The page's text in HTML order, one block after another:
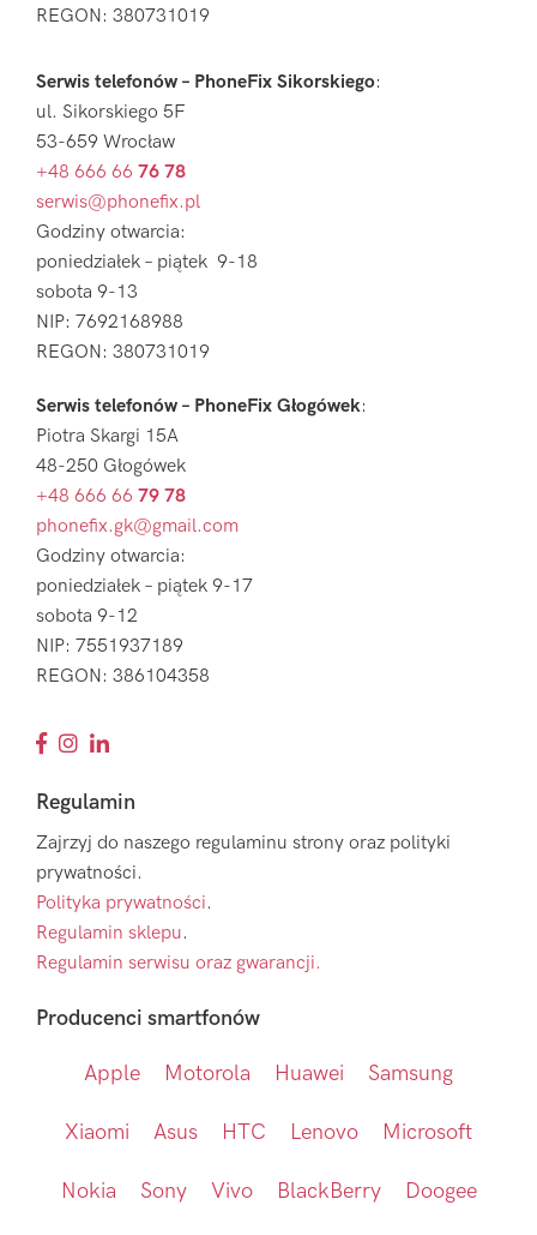
REGON: 380731019
Serwis telefonów – PhoneFix Sikorskiego:
ul. Sikorskiego 5F
53-659 Wrocław
+48 666 66 76 78
serwis@phonefix.pl
Godziny otwarcia:
poniedziałek – piątek 9-18
sobota 9-13
NIP: 7692168988
REGON: 380731019
Serwis telefonów – PhoneFix Głogówek:
Piotra Skargi 15A
48-250 Głogówek
+48 666 66 79 78
phonefix.gk@gmail.com
Godziny otwarcia:
poniedziałek – piątek 9-17
sobota 9-12
NIP: 7551937189
REGON: 386104358
Regulamin
Zajrzyj do naszego regulaminu strony oraz polityki
prywatności.
Polityka prywatności.
Regulamin sklepu.
Regulamin serwisu oraz gwarancji.
Producenci smartfonów
Apple Motorola Huawei Samsung
Xiaomi Asus HTC Lenovo Microsoft
Nokia Sony Vivo BlackBerry Doogee